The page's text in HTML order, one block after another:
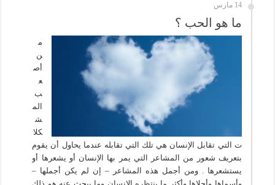
14 مارس
ما هو الحب ؟
م
ن
أص
ع
ب
الم
ش
كلا
ت التي تقابل الإنسان هي تلك التي تقابله عندما يحاول أن يقوم
بتعريف شعور من المشاعر التي يمر بها الإنسان أو يشعرها أو
يستشعرها . ومن أجمل هذه المشاعر – إن لم يكن أجملها –